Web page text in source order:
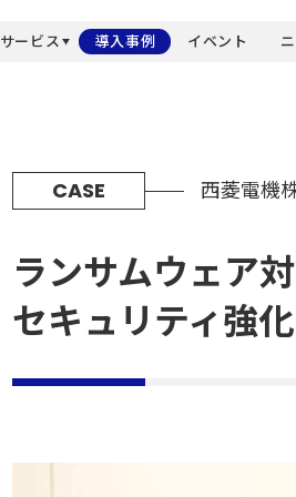
サービス 導入事例 イベント
CASE 西菱電機
ランサムウェア
セキュリティ強